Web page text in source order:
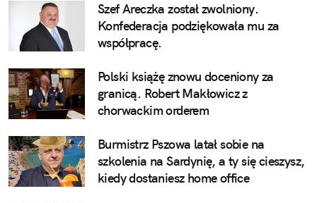
Szef Areczka został zwolniony.
Konfederacja podziękowała mu za
współpracę.
Polski książę znowu doceniony za
granicą. Robert Makłowicz z
chorwackim orderem
Burmistrz Pszowa latał sobie na
szkolenia na Sardynię, a ty się cieszysz,
kiedy dostaniesz home office